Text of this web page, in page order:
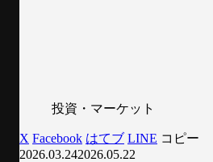
投資・マーケット
X Facebook はてブ LINE コピー
2026.03.242026.05.22